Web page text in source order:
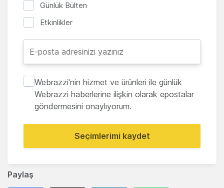
Paylaş
Günlük Bülten
Etkinlikler
Webrazzi'nin hizmet ve ürünleri ile günlük
Webrazzi haberlerine ilişkin olarak epostalar
göndermesini onaylıyorum.
Seçimlerimi kaydet